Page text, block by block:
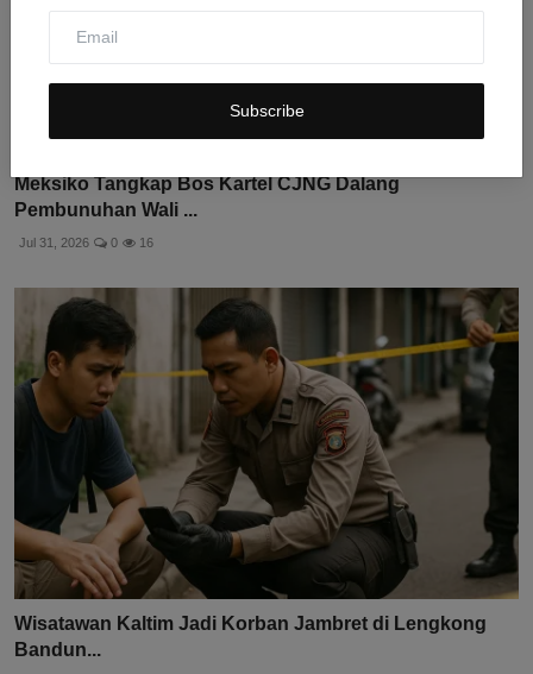
Subscribe
Meksiko Tangkap Bos Kartel CJNG Dalang
Pembunuhan Wali ...
Jul 31, 2026 0 16
Wisatawan Kaltim Jadi Korban Jambret di Lengkong
Bandun...